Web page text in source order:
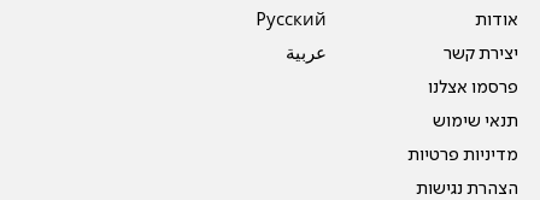
אודות
יצירת קשר
פרסמו אצלנו
תנאי שימוש
מדיניות פרטיות
הצהרת נגישות
Pусский
عربية